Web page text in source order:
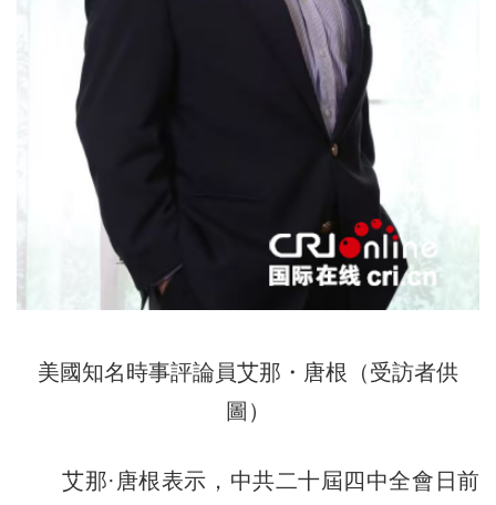
美國知名時事評論員艾那・唐根（受訪者供
圖）
艾那·唐根表示，中共二十屆四中全會日前